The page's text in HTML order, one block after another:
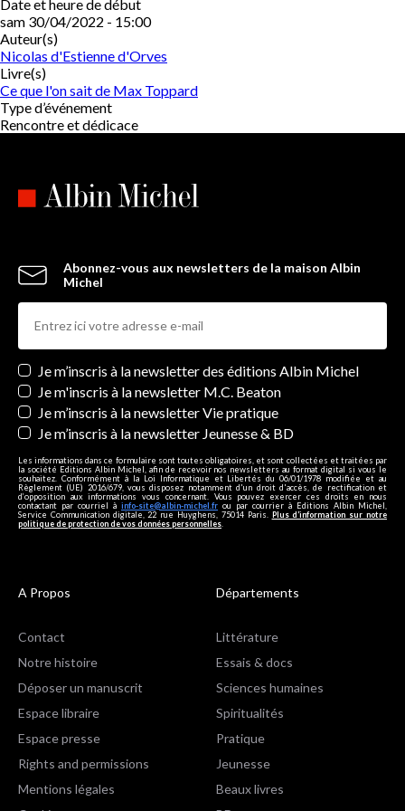
Date et heure de début
sam 30/04/2022 - 15:00
Auteur(s)
Nicolas d'Estienne d'Orves
Livre(s)
Ce que l'on sait de Max Toppard
Type d’événement
Rencontre et dédicace
Abonnez-vous aux newsletters de la maison Albin
Michel
Newsletters
Je m’inscris à la newsletter des éditions Albin Michel
Je m'inscris à la newsletter M.C. Beaton
Je m’inscris à la newsletter Vie pratique
Je m’inscris à la newsletter Jeunesse & BD
Les informations dans ce formulaire sont toutes obligatoires, et sont collectées et traitées par
la société Editions Albin Michel, afin de recevoir nos newsletters au format digital si vous le
souhaitez. Conformément à la Loi Informatique et Libertés du 06/01/1978 modifiée et au
Règlement (UE) 2016/679, vous disposez notamment d'un droit d'accès, de rectification et
d’opposition aux informations vous concernant. Vous pouvez exercer ces droits en nous
contactant par courriel à info-site@albin-michel.fr ou par courrier à Editions Albin Michel,
Service Communication digitale, 22 rue Huyghens, 75014 Paris. Plus d’information sur notre
politique de protection de vos données personnelles
A Propos
Contact
Notre histoire
Déposer un manuscrit
Espace libraire
Espace presse
Rights and permissions
Mentions légales
Départements
Littérature
Essais & docs
Sciences humaines
Spiritualités
Pratique
Jeunesse
Beaux livres